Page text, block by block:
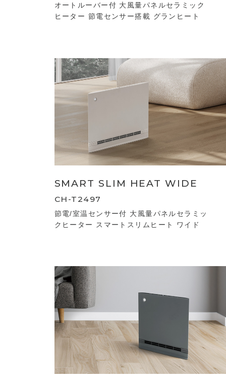
オートルーバー付 大風量パネルセラミック
ヒーター 節電センサー搭載 グランヒート
SMART SLIM HEAT WIDE
CH-T2497
節電/室温センサー付 大風量パネルセラミッ
クヒーター スマートスリムヒート ワイド